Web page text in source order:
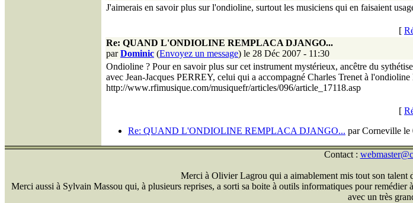
J'aimerais en savoir plus sur l'ondioline, surtout les musiciens qui en faisaient
[
Re: QUAND L'ONDIOLINE REMPLACA DJANGO...
parDominic (Envoyez un message) le 28 Déc 2007 - 11:30
Ondioline ? Pour en savoir plus sur cet instrument mystérieux, ancêtre du
avec Jean-Jacques PERREY, celui qui a accompagné Charles Trenet à
http://www.rfimusique.com/musiquefr/articles/096/article_17118.asp
[
Re: QUAND L'ONDIOLINE REMPLACA DJANGO... par Corneville le
Contact :
Merci à Olivier Lagrou qui a aimablement mis tout son talent
Merci aussi à Sylvain Massou qui, à plusieurs reprises, a sorti sa boite à outils informatiques pour
avec un très